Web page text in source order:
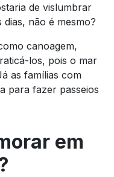
de vislumbrar
não é mesmo?
canoagem,
los, pois o mar
as famílias com
para fazer passeios
em